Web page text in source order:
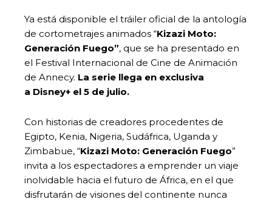
Ya está disponible el tráiler oficial de la antología
de cortometrajes animados “Kizazi Moto:
Generación Fuego”, que se ha presentado en
el Festival Internacional de Cine de Animación
de Annecy. La serie llega en exclusiva
a Disney+ el 5 de julio.
Con historias de creadores procedentes de
Egipto, Kenia, Nigeria, Sudáfrica, Uganda y
Zimbabue, “Kizazi Moto: Generación Fuego”
invita a los espectadores a emprender un viaje
inolvidable hacia el futuro de África, en el que
disfrutarán de visiones del continente nunca